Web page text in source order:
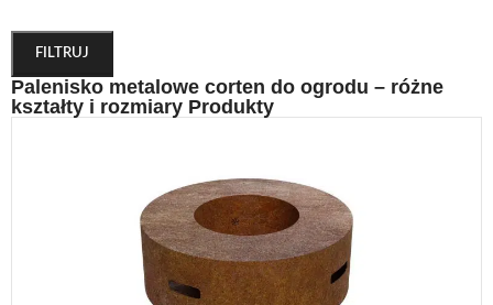
FILTRUJ
Palenisko metalowe corten do ogrodu – różne
kształty i rozmiary Produkty